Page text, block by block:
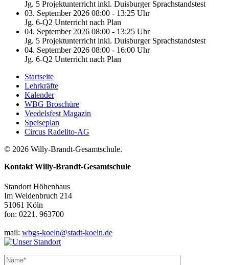
Jg. 5 Projektunterricht inkl. Duisburger Sprachstandstest
03. September 2026 08:00 - 13:25 Uhr
Jg. 6-Q2 Unterricht nach Plan
04. September 2026 08:00 - 13:25 Uhr
Jg. 5 Projektunterricht inkl. Duisburger Sprachstandstest
04. September 2026 08:00 - 16:00 Uhr
Jg. 6-Q2 Unterricht nach Plan
Startseite
Lehrkräfte
Kalender
WBG Broschüre
Veedelsfest Magazin
Speiseplan
Circus Radelito-AG
© 2026 Willy-Brandt-Gesamtschule.
Kontakt Willy-Brandt-Gesamtschule
Standort Höhenhaus
Im Weidenbruch 214
51061 Köln
fon: 0221. 963700
mail: wbgs-koeln@stadt-koeln.de